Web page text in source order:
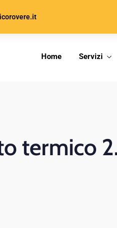
Home Servizi
termico